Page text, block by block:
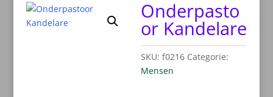
Onderpasto
or Kandelare
SKU:f0216 Categorie:
Mensen